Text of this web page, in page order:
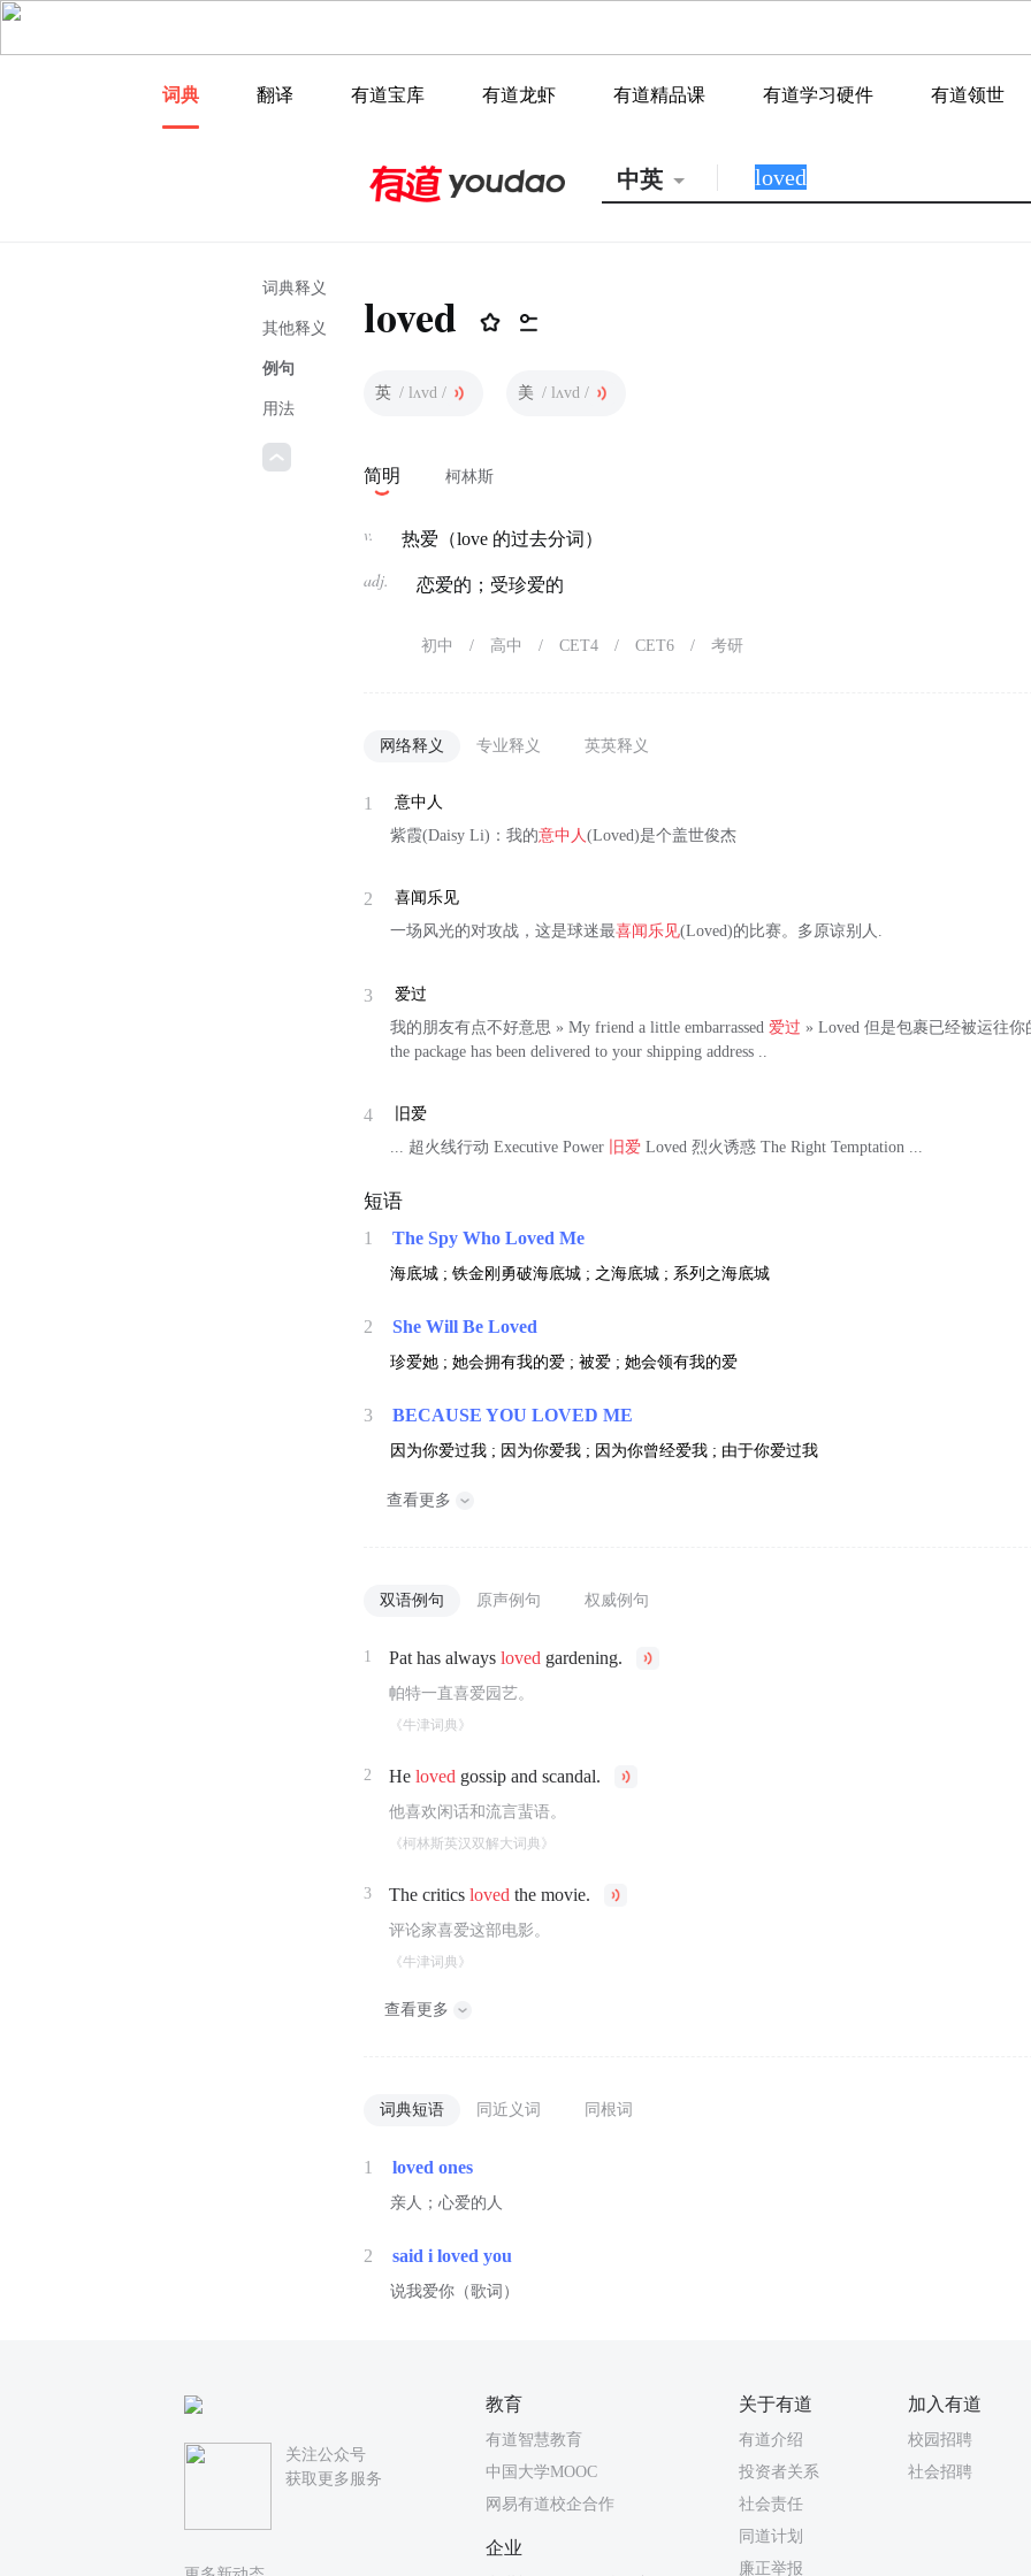
词典 翻译 有道宝库 有道龙虾 有道精品课 有道学习硬件 有道领世
中英
词典释义
其他释义
例句
用法
loved
英 / lʌvd / 美 / lʌvd /
简明 柯林斯
v. 热爱（love 的过去分词）
adj. 恋爱的；受珍爱的
初中 / 高中 / CET4 / CET6 / 考研
网络释义 专业释义 英英释义
1
意中人
紫霞(Daisy Li)：我的意中人(Loved)是个盖世俊杰
2
喜闻乐见
一场风光的对攻战，这是球迷最喜闻乐见(Loved)的比赛。多原谅别人.
3
爱过
我的朋友有点不好意思 » My friend a little embarrassed 爱过 » Loved 但是包裹已经被运往
the package has been delivered to your shipping address ..
4
旧爱
... 超火线行动 Executive Power
旧爱 Loved 烈火诱惑 The Right Temptation ...
短语
1 The Spy Who Loved Me
海底城 ; 铁金刚勇破海底城 ; 之海底城 ; 系列之海底城
2 She Will Be Loved
珍爱她 ; 她会拥有我的爱 ; 被爱 ; 她会领有我的爱
3 BECAUSE YOU LOVED ME
因为你爱过我 ; 因为你爱我 ; 因为你曾经爱我 ; 由于你爱过我
查看更多
双语例句 原声例句 权威例句
1 Pat has alwaysloved gardening.
帕特一直喜爱园艺。
《牛津词典》
2 Heloved gossip and scandal.
他喜欢闲话和流言蜚语。
《柯林斯英汉双解大词典》
3 The criticsloved the movie.
评论家喜爱这部电影。
《牛津词典》
查看更多
词典短语 同近义词 同根词
1 loved ones
亲人；心爱的人
2 said i loved you
说我爱你（歌词）
关注公众号
获取更多服务
教育
有道智慧教育
中国大学MOOC
网易有道校企合作
关于有道
有道介绍
投资者关系
社会责任
同道计划
廉正举报
加入有道
校园招聘
社会招聘
企业